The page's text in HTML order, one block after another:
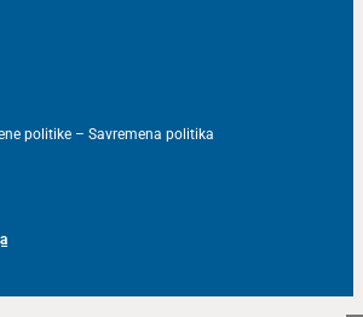
politike – Savremena politika